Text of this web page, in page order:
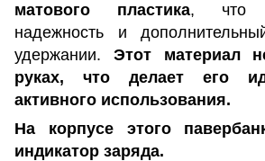
матового пластика, что
надежность и
удержании. Этот материал
руках, что делает его
активного использования.
На корпусе этого
индикатор заряда.